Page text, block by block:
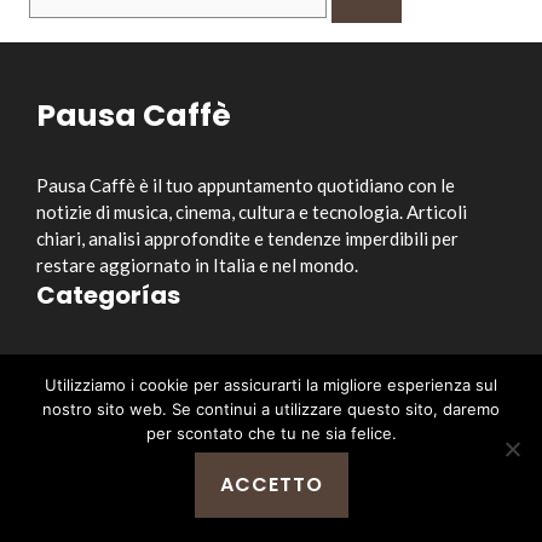
Pausa Caffè
Pausa Caffè è il tuo appuntamento quotidiano con le
notizie di musica, cinema, cultura e tecnologia. Articoli
chiari, analisi approfondite e tendenze imperdibili per
restare aggiornato in Italia e nel mondo.
Categorías
Musica
Cinema e Serie TV
Style&Culture
Enlaces útiles
Utilizziamo i cookie per assicurarti la migliore esperienza sul
nostro sito web. Se continui a utilizzare questo sito, daremo
per scontato che tu ne sia felice.
ACCETTO